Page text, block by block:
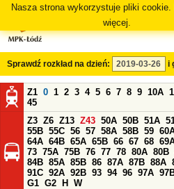
Nasza strona wykorzystuje pliki cookie.
więcej.
Sprawdź rozkład na dzień: i
Z1 0 1 2 3 4 5 6 7 8 9 10A
45
Z3 Z6 Z13 Z43 50A 50B 51A
55B 55C 56 57 58A 58B 59
64A 64B 65A 65B 66 67 68
73 75A 75B 76 77 78 80A 80B
84B 85A 85B 86 87A 87B 88A
91C 92A 92B 93 94 96 97A
G1 G2 H
W